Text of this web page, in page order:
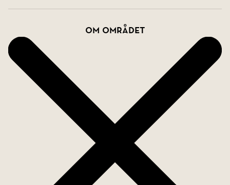
omgivningar. Närmsta gym är ett välutrustat Elit-
gym som ligger i Ekensberg, utöver det fina
utegymmet i Vinterviken där det även finns
allmänna padel-och tennisbanor.
Varmt välkommen att kontakta Olivia Raaé på
0707-541365 för mer information!
Om området